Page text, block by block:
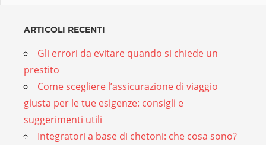
ARTICOLI RECENTI
Gli errori da evitare quando si chiede un
prestito
Come scegliere l’assicurazione di viaggio
giusta per le tue esigenze: consigli e
suggerimenti utili
Integratori a base di chetoni: che cosa sono?